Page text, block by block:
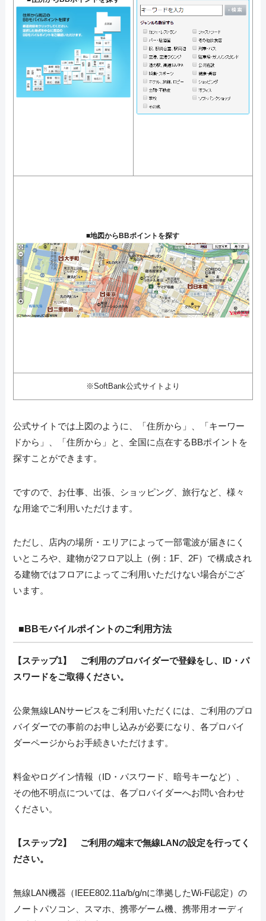
■地図からBBポイントを探す
※SoftBank公式サイトより
公式サイトでは上図のように、「住所から」、「キーワー
ドから」、「住所から」と、全国に点在するBBポイントを
探すことができます。
ですので、お仕事、出張、ショッピング、旅行など、様々
な用途でご利用いただけます。
ただし、店内の場所・エリアによって一部電波が届きにく
いところや、建物が2フロア以上（例：1F、2F）で構成され
る建物ではフロアによってご利用いただけない場合がござ
います。
■ BBモバイルポイントのご利用方法
【ステップ1】
ご利用のプロバイダーで登録をし、ID・パ
スワードをご取得ください。
公衆無線LANサービスをご利用いただくには、ご利用のプロ
バイダーでの事前のお申し込みが必要になり、各プロバイ
ダーページからお手続きいただけます。
料金やログイン情報（ID・パスワード、暗号キーなど）、
その他不明点については、各プロバイダーへお問い合わせ
ください。
【ステップ2】
ご利用の端末で無線LANの設定を行ってく
ださい。
無線LAN機器（IEEE802.11a/b/g/nに準拠したWi-Fi認定）の
ノートパソコン、スマホ、携帯ゲーム機、携帯用オーディ